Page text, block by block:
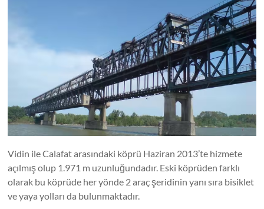
Vidin ile Calafat arasındaki köprü Haziran 2013’te hizmete
açılmış olup 1.971 m uzunluğundadır. Eski köprüden farklı
olarak bu köprüde her yönde 2 araç şeridinin yanı sıra bisiklet
ve yaya yolları da bulunmaktadır.